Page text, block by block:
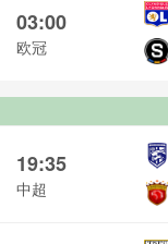
03:00
欧冠
19:35
中超